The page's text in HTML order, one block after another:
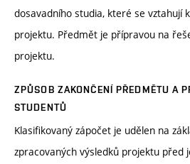
dosavadního studia, které se vztahují
projektu. Předmět je přípravou na
projektu.
ZPŮSOB ZAKONČENÍ PŘEDMĚTU A
STUDENTŮ
Klasifikovaný zápočet je udělen na
zpracovaných výsledků projektu před